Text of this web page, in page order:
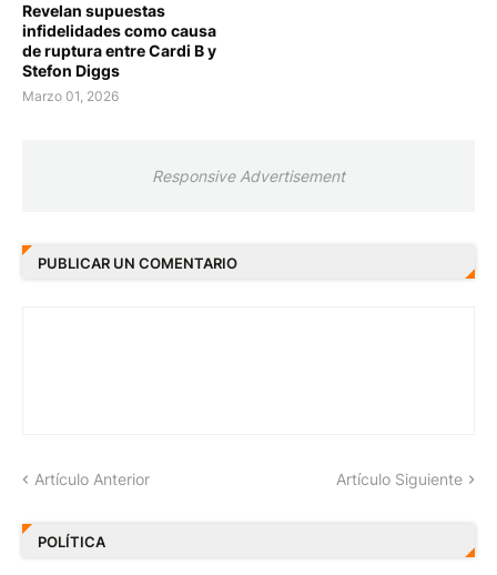
Revelan supuestas
infidelidades como causa
de ruptura entre Cardi B y
Stefon Diggs
Marzo 01, 2026
Responsive Advertisement
PUBLICAR UN COMENTARIO
Artículo Anterior Artículo Siguiente
POLÍTICA